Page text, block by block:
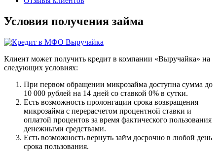
Условия получения займа
Клиент может получить кредит в компании «Выручайка» на
следующих условиях:
При первом обращении микрозайма доступна сумма до
10 000 рублей на 14 дней со ставкой 0% в сутки.
Есть возможность пролонгации срока возвращения
микрозайма с перерасчетом процентной ставки и
оплатой процентов за время фактического пользования
денежными средствами.
Есть возможность вернуть займ досрочно в любой день
срока пользования.